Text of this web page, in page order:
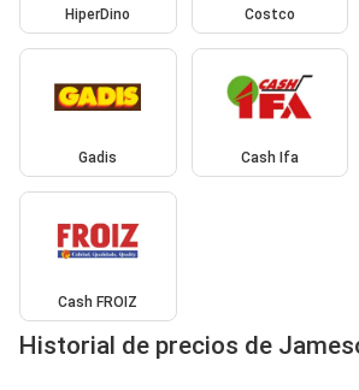
HiperDino Costco
Gadis Cash Ifa
Cash FROIZ
Historial de precios de